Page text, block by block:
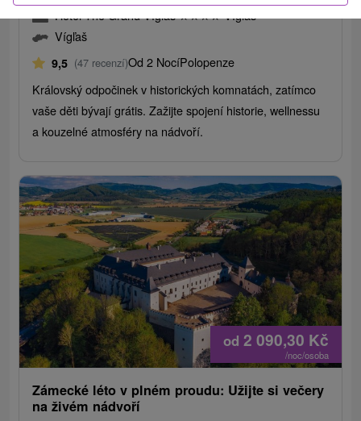
Hotel The Grand Vígľaš★★★★Vígľaš
Vígľaš
9,5 (47 recenzí)Od 2 NocíPolopenze
Královský odpočinek v historických komnatách, zatímco
vaše děti bývají grátis. Zažijte spojení historie, wellnessu
a kouzelné atmosféry na nádvoří.
od 2 090,30 Kč
/noc/osoba
Zámecké léto v plném proudu: Užijte si večery
na živém nádvoří